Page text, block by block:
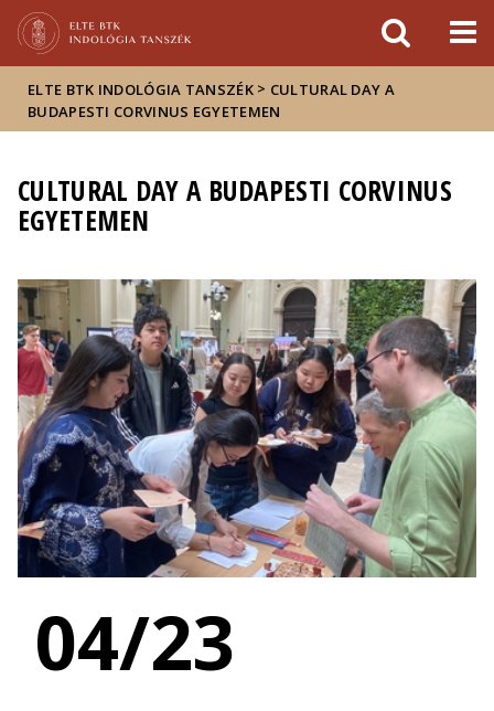
sajtóban
ELTE BTK INDOLÓGIA TANSZÉK > CULTURAL DAY A
BUDAPESTI CORVINUS EGYETEMEN
CULTURAL DAY A BUDAPESTI CORVINUS
EGYETEMEN
04/23